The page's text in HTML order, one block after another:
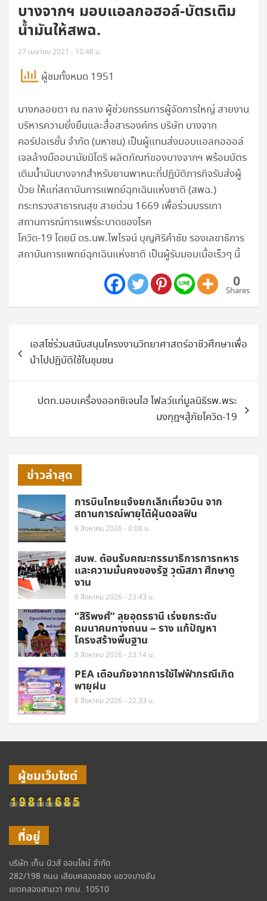
บางจากฯ มอบแอลกอฮอล์-บัตรเติม
น้ำมันให้สพฉ.
27 เมษายน 2021 - 10:48 น.
ผู้ชมทั้งหมด 1951
นางกลอยตา ณ ถลาง ผู้ช่วยกรรมการผู้จัดการใหญ่ สายงาน
บริหารความยั่งยืนและสื่อสารองค์กร บริษัท บางจาก
คอร์ปอเรชั่น จำกัด (มหาชน) เป็นผู้แทนส่งมอบแอลกอออล์
เจลล้างมืออนามัยมิโดริ ผลิตภัณฑ์ของบางจากฯ พร้อมบัตร
เติมน้ำมันบางจากสำหรับยานพาหนะที่ปฏิบัติภารกิจรับส่งผู้
ป่วย ให้แก่สถาบันการแพทย์ฉุกเฉินแห่งชาติ (สพฉ.)
กระทรวงสาธารณสุข สายด่วน 1669 เพื่อร่วมบรรเทา
สถานการณ์การแพร่ระบาดของโรค
โควิด-19 โดยมี ดร.นพ.ไพโรจน์ บุญศิริคำชัย รองเลขาธิการ
สถาบันการแพทย์ฉุกเฉินแห่งชาติ เป็นผู้รับมอบเมื่อเร็วๆ นี้
0
Shares
แนะแนว
เรื่องเอสโซ่ร่วมสนับสนุนโครงงานวิทยาศาสตร์อาชีวศึกษาเพื่อ
นำไปปฏิบัติใช้ในชุมชน
ปตท.มอบเครื่องออกซิเจนไฮ โฟลว์แก่มูลนิธิรพ.พระ
มงกุฎฯสู้ภัยโควิด-19
ข่าวล่าสุด
การบินไทยแจ้งยกเลิกเที่ยวบิน จาก
สถานการณ์พายุไต้ฝุ่นดอลฟิน
9 สิงหาคม 2026 - 0:08 น.
สบพ. ต้อนรับคณะกรรมาธิการการทหาร
และความมั่นคงของรัฐ วุฒิสภา ศึกษาดู
งาน
8 สิงหาคม 2026 - 23:43 น.
“สิริพงศ์” ลุยอุดรธานี เร่งยกระดับ
คมนาคมทางถนน – ราง แก้ปัญหา
โครงสร้างพื้นฐาน
8 สิงหาคม 2026 - 23:14 น.
PEA เตือนภัยจากการใช้ไฟฟ้ากรณีเกิด
พายุฝน
8 สิงหาคม 2026 - 22:33 น.
ผู้ชมเว็บไซต์
ที่อยู่
บริษัท เท็น นิวส์ ออนไลน์ จำกัด
282/198 ถนน เลียบคลองสอง แขวงบางชัน
เขตคลองสามวา กทม. 10510